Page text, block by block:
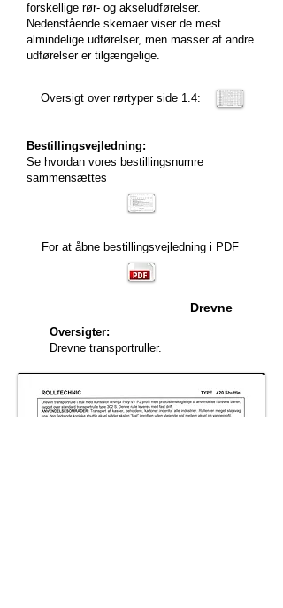
forskellige rør- og akseludførelser.
Nedenstående skemaer viser de mest
almindelige udførelser, men masser af andre
udførelser er tilgængelige.
Oversigt over rørtyper side 1.4:
Bestillingsvejledning:
Se hvordan vores bestillingsnumre
sammensættes
For at åbne bestillingsvejledning i PDF
Oversigter:
Drevne transportruller.
Drevne